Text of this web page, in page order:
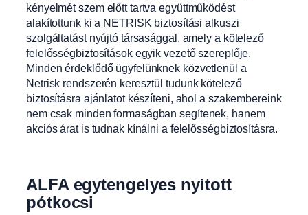
kényelmét szem előtt tartva együttműködést
alakítottunk ki a NETRISK biztosítási alkuszi
szolgáltatást nyújtó társasággal, amely a kötelező
felelősségbiztosítások egyik vezető szereplője.
Minden érdeklődő ügyfelünknek közvetlenül a
Netrisk rendszerén keresztül tudunk kötelező
biztosításra ajánlatot készíteni, ahol a szakembereink
nem csak minden formaságban segítenek, hanem
akciós árat is tudnak kínálni a felelősségbiztosításra.
ALFA egytengelyes nyitott
pótkocsi